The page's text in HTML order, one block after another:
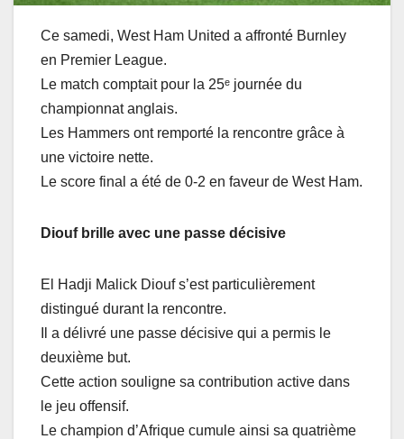
Ce samedi, West Ham United a affronté Burnley
en Premier League.
Le match comptait pour la 25ᵉ journée du
championnat anglais.
Les Hammers ont remporté la rencontre grâce à
une victoire nette.
Le score final a été de 0-2 en faveur de West Ham.
Diouf brille avec une passe décisive
El Hadji Malick Diouf s’est particulièrement
distingué durant la rencontre.
Il a délivré une passe décisive qui a permis le
deuxième but.
Cette action souligne sa contribution active dans
le jeu offensif.
Le champion d’Afrique cumule ainsi sa quatrième